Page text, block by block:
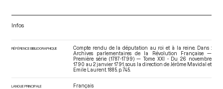
Infos
RÉFÉRENCE BIBLIOGRAPHIQUE
Compte rendu de la députation au roi et à la reine. Dans :
Archives parlementaires de la Révolution Française —
Première série (1787-1799) — Tome XXI - Du 26 novembre
1790 au 2 janvier 1791 , sous la direction de Jérôme Mavidal et
Emile Laurent. 1885. p. 745.
LANGUE PRINCIPALE Français